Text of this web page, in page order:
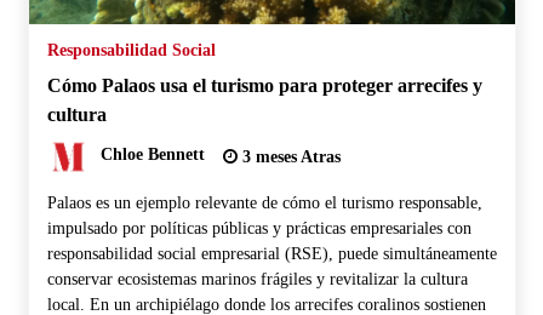
Responsabilidad Social
Cómo Palaos usa el turismo para proteger arrecifes y
cultura
Chloe Bennett 3 meses Atras
Palaos es un ejemplo relevante de cómo el turismo responsable,
impulsado por políticas públicas y prácticas empresariales con
responsabilidad social empresarial (RSE), puede simultáneamente
conservar ecosistemas marinos frágiles y revitalizar la cultura
local. En un archipiélago donde los arrecifes coralinos sostienen